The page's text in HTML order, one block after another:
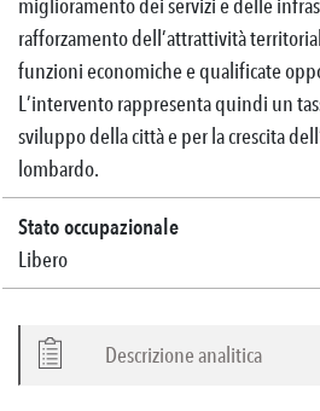
miglioramento dei servizi e delle
rafforzamento dell’attrattività
funzioni economiche e qualificate
L’intervento rappresenta quindi un
sviluppo della città e per la crescita
lombardo.
Stato occupazionale
Libero
Descrizione analitica